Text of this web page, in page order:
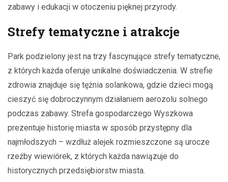
zabawy i edukacji w otoczeniu pięknej przyrody.
Strefy tematyczne i atrakcje
Park podzielony jest na trzy fascynujące strefy tematyczne,
z których każda oferuje unikalne doświadczenia. W strefie
zdrowia znajduje się tężnia solankowa, gdzie dzieci mogą
cieszyć się dobroczynnym działaniem aerozolu solnego
podczas zabawy. Strefa gospodarczego Wyszkowa
prezentuje historię miasta w sposób przystępny dla
najmłodszych – wzdłuż alejek rozmieszczone są urocze
rzeźby wiewiórek, z których każda nawiązuje do
historycznych przedsiębiorstw miasta.